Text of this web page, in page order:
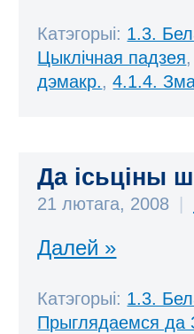
Катэгорыі: 1.3.
Цыклічная падзея
дэмакр.,4.1.4.
Да ісьціны
21 лютага, 2008
Далей »
Катэгорыі: 1.3.
Прыглядаемся да